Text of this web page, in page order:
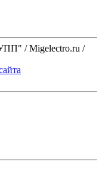
/ Migelectro.ru /